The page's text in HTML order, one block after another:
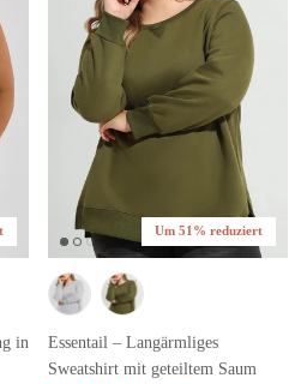
in
Um 51% reduziert
Essentail – Langärmliges
Sweatshirt mit geteiltem Saum